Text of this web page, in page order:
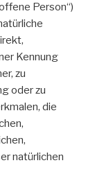
Person“)
Kennung
zu
oder zu
die
natürlichen